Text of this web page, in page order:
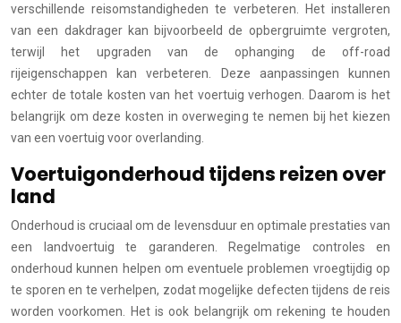
verschillende reisomstandigheden te verbeteren. Het installeren
van een dakdrager kan bijvoorbeeld de opbergruimte vergroten,
terwijl het upgraden van de ophanging de off-road
rijeigenschappen kan verbeteren. Deze aanpassingen kunnen
echter de totale kosten van het voertuig verhogen. Daarom is het
belangrijk om deze kosten in overweging te nemen bij het kiezen
van een voertuig voor overlanding.
Voertuigonderhoud tijdens reizen over
land
Onderhoud is cruciaal om de levensduur en optimale prestaties van
een landvoertuig te garanderen. Regelmatige controles en
onderhoud kunnen helpen om eventuele problemen vroegtijdig op
te sporen en te verhelpen, zodat mogelijke defecten tijdens de reis
worden voorkomen. Het is ook belangrijk om rekening te houden